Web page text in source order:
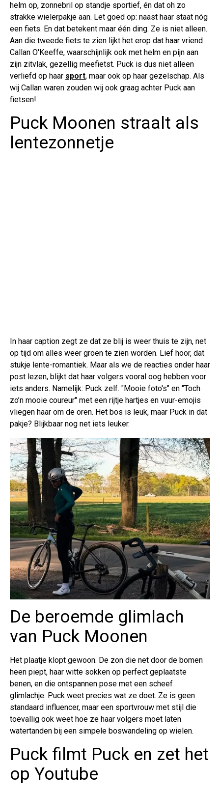
helm op, zonnebril op standje sportief, én dat oh zo
strakke wielerpakje aan. Let goed op: naast haar staat nóg
een fiets. En dat betekent maar één ding. Ze is niet alleen.
Aan die tweede fiets te zien lijkt het erop dat haar vriend
Callan O'Keeffe, waarschijnlijk ook met helm en pijn aan
zijn zitvlak, gezellig meefietst. Puck is dus niet alleen
verliefd op haar sport, maar ook op haar gezelschap. Als
wij Callan waren zouden wij ook graag achter Puck aan
fietsen!
Puck Moonen straalt als
lentezonnetje
In haar caption zegt ze dat ze blij is weer thuis te zijn, net
op tijd om alles weer groen te zien worden. Lief hoor, dat
stukje lente-romantiek. Maar als we de reacties onder haar
post lezen, blijkt dat haar volgers vooral oog hebben voor
iets anders. Namelijk: Puck zelf. "Mooie foto's" en "Toch
zo’n mooie coureur" met een rijtje hartjes en vuur-emojis
vliegen haar om de oren. Het bos is leuk, maar Puck in dat
pakje? Blijkbaar nog net iets leuker.
De beroemde glimlach
van Puck Moonen
Het plaatje klopt gewoon. De zon die net door de bomen
heen piept, haar witte sokken op perfect geplaatste
benen, en die ontspannen pose met een scheef
glimlachje. Puck weet precies wat ze doet. Ze is geen
standaard influencer, maar een sportvrouw met stijl die
toevallig ook weet hoe ze haar volgers moet laten
watertanden bij een simpele boswandeling op wielen.
Puck filmt Puck en zet het
op Youtube